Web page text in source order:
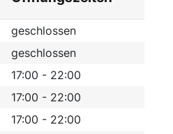
geschlossen
geschlossen
17:00 - 22:00
17:00 - 22:00
17:00 - 22:00